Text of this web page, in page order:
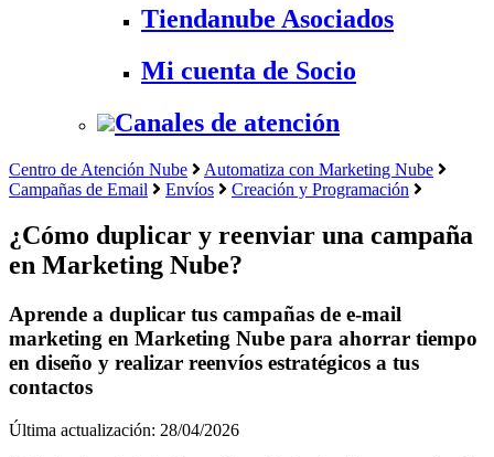
Tiendanube Asociados
Mi cuenta de Socio
Canales de atención
Centro de Atención Nube
Automatiza con Marketing Nube
Campañas de Email
Envíos Creación y Programación
¿Cómo duplicar y reenviar una campaña
en Marketing Nube?
Aprende a duplicar tus campañas de e-mail
marketing en Marketing Nube para ahorrar tiempo
en diseño y realizar reenvíos estratégicos a tus
contactos
Última actualización: 28/04/2026